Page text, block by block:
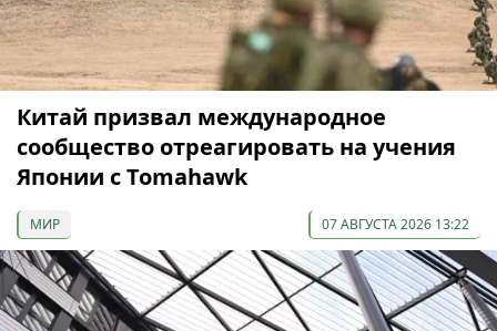
Китай призвал международное
сообщество отреагировать на учения
Японии с Tomahawk
МИР 07 АВГУСТА 2026 13:22